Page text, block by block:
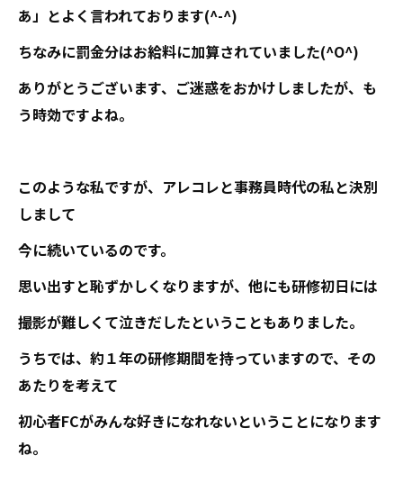
あ」とよく言われております(^-^)
ちなみに罰金分はお給料に加算されていました(^O^)
ありがとうございます、ご迷惑をおかけしましたが、も
う時効ですよね。
このような私ですが、アレコレと事務員時代の私と決別
しまして
今に続いているのです。
思い出すと恥ずかしくなりますが、他にも研修初日には
撮影が難しくて泣きだしたということもありました。
うちでは、約１年の研修期間を持っていますので、その
あたりを考えて
初心者FCがみんな好きになれないということになります
ね。